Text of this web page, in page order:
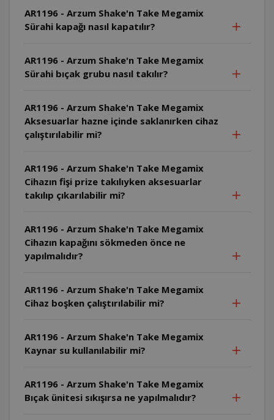
AR1196 - Arzum Shake'n Take Megamix
Sürahi kapağı nasıl kapatılır?
AR1196 - Arzum Shake'n Take Megamix
Sürahi bıçak grubu nasıl takılır?
AR1196 - Arzum Shake'n Take Megamix
Aksesuarlar hazne içinde saklanırken cihaz
çalıştırılabilir mi?
AR1196 - Arzum Shake'n Take Megamix
Cihazın fişi prize takılıyken aksesuarlar
takılıp çıkarılabilir mi?
AR1196 - Arzum Shake'n Take Megamix
Cihazın kapağını sökmeden önce ne
yapılmalıdır?
AR1196 - Arzum Shake'n Take Megamix
Cihaz boşken çalıştırılabilir mi?
AR1196 - Arzum Shake'n Take Megamix
Kaynar su kullanılabilir mi?
AR1196 - Arzum Shake'n Take Megamix
Bıçak ünitesi sıkışırsa ne yapılmalıdır?